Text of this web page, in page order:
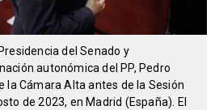
del Senado y
autonómica del PP, Pedro
la Cámara Alta antes de la Sesión
de 2023, en Madrid (España). El